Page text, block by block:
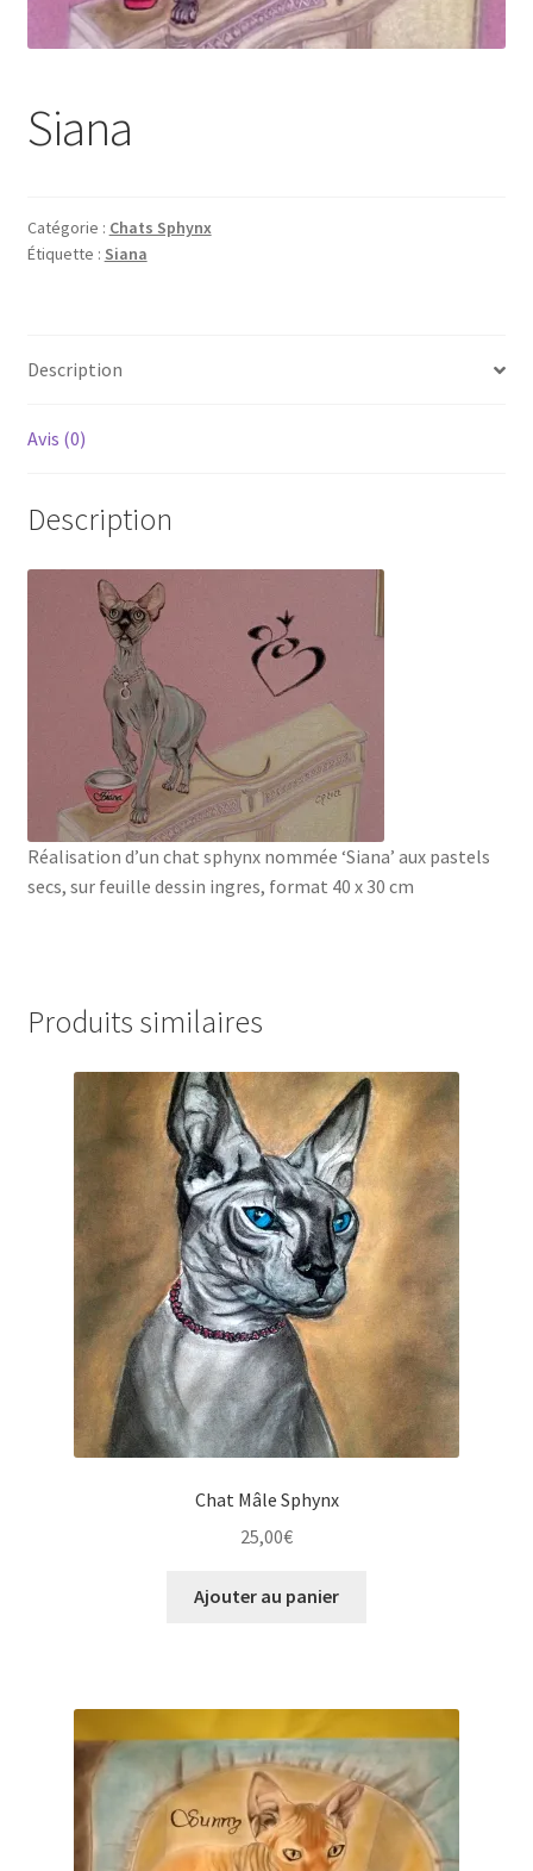
Tarifs
Siana
Catégorie : Chats Sphynx
Étiquette : Siana
Description
Avis (0)
Description
Réalisation d’un chat sphynx nommée ‘Siana’ aux pastels
secs, sur feuille dessin ingres, format 40 x 30 cm
Produits similaires
Chat Mâle Sphynx
25,00€
Ajouter au panier